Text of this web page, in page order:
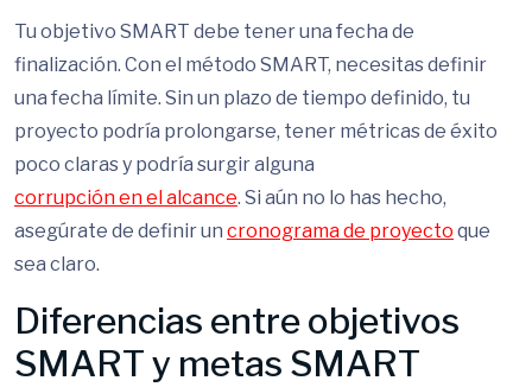
Tu objetivo SMART debe tener una fecha de
finalización. Con el método SMART, necesitas definir
una fecha límite. Sin un plazo de tiempo definido, tu
proyecto podría prolongarse, tener métricas de éxito
poco claras y podría surgir alguna
corrupción en el alcance. Si aún no lo has hecho,
asegúrate de definir un cronograma de proyecto que
sea claro.
Diferencias entre objetivos
SMART y metas SMART